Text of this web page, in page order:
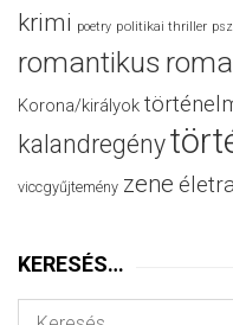
krimi poetry politikai thriller
romantikus
Korona/királyok
kalandregény
viccgyűjtemény zene
KERESÉS…